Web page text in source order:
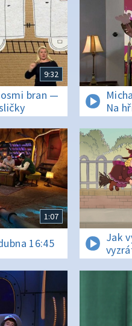
9:32
bran —
Na
1:07
16:45
Jak